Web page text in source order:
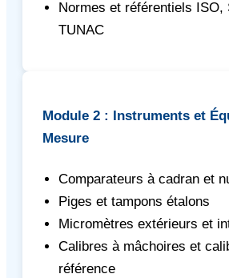
Normes et référentiels ISO,
TUNAC
Module 2 : Instruments et
Mesure
Comparateurs à cadran et
Piges et tampons étalons
Micromètres extérieurs et
Calibres à mâchoires et
référence